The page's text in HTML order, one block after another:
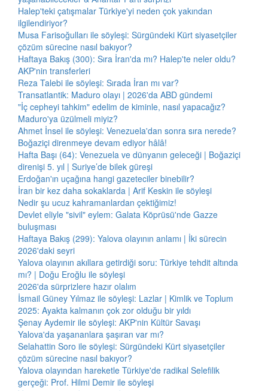
Halep'teki çatışmalar Türkiye'yi neden çok yakından
ilgilendiriyor?
Musa Farisoğulları ile söyleşi: Sürgündeki Kürt siyasetçiler
çözüm sürecine nasıl bakıyor?
Haftaya Bakış (300): Sıra İran'da mı? Halep'te neler oldu?
AKP'nin transferleri
Reza Talebi ile söyleşi: Sırada İran mı var?
Transatlantik: Maduro olayı | 2026'da ABD gündemi
"İç cepheyi tahkim" edelim de kiminle, nasıl yapacağız?
Maduro'ya üzülmeli miyiz?
Ahmet İnsel ile söyleşi: Venezuela'dan sonra sıra nerede?
Boğaziçi direnmeye devam ediyor hâlâ!
Hafta Başı (64): Venezuela ve dünyanın geleceği | Boğaziçi
direnişi 5. yıl | Suriye’de bilek güreşi
Erdoğan'ın uçağına hangi gazeteciler binebilir?
İran bir kez daha sokaklarda | Arif Keskin ile söyleşi
Nedir şu ucuz kahramanlardan çektiğimiz!
Devlet eliyle "sivil" eylem: Galata Köprüsü'nde Gazze
buluşması
Haftaya Bakış (299): Yalova olayının anlamı | İki sürecin
2026'daki seyri
Yalova olayının akıllara getirdiği soru: Türkiye tehdit altında
mı? | Doğu Eroğlu ile söyleşi
2026'da sürprizlere hazır olalım
İsmail Güney Yılmaz ile söyleşi: Lazlar | Kimlik ve Toplum
2025: Ayakta kalmanın çok zor olduğu bir yıldı
Şenay Aydemir ile söyleşi: AKP'nin Kültür Savaşı
Yalova'da yaşananlara şaşıran var mı?
Selahattin Soro ile söyleşi: Sürgündeki Kürt siyasetçiler
çözüm sürecine nasıl bakıyor?
Yalova olayından hareketle Türkiye'de radikal Selefilik
gerçeği: Prof. Hilmi Demir ile söyleşi